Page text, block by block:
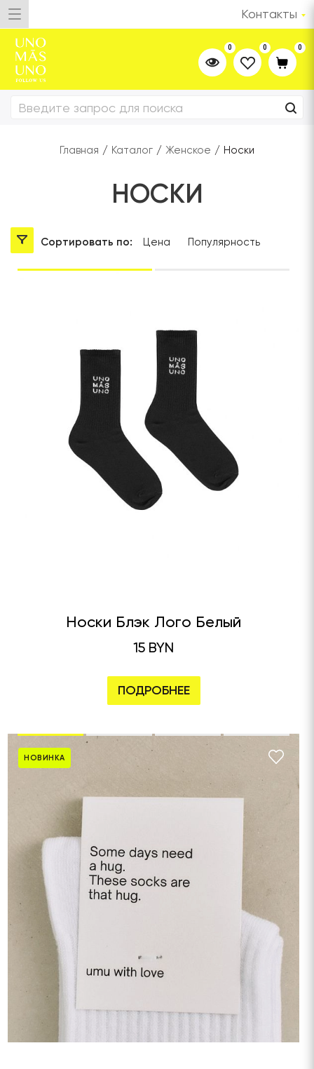
Контакты
0 0 0
Главная / Каталог / Женское / Носки
НОСКИ
Сортировать по: Цена Популярность
Носки Блэк Лого Белый
15 BYN
ПОДРОБНЕЕ
НОВИНКА